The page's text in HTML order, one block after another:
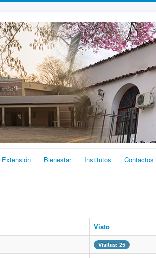
Extensión Bienestar Institutos Contactos
Visto
Visitas: 25